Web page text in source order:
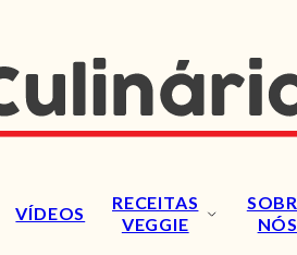
VÍDEOS
RECEITAS
VEGGIE
NÓS